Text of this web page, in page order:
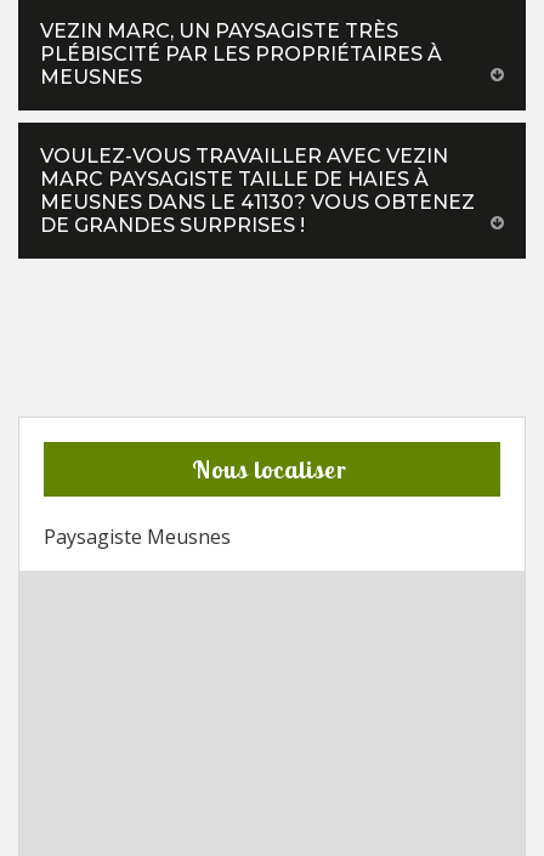
VEZIN MARC, UN PAYSAGISTE TRÈS
PLÉBISCITÉ PAR LES PROPRIÉTAIRES À
MEUSNES
VOULEZ-VOUS TRAVAILLER AVEC VEZIN
MARC PAYSAGISTE TAILLE DE HAIES À
MEUSNES DANS LE 41130? VOUS OBTENEZ
DE GRANDES SURPRISES !
Nous localiser
Paysagiste Meusnes